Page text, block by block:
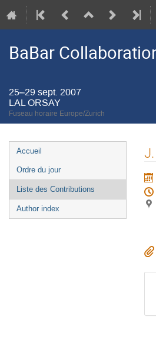
BaBar
25–29 sept. 2007
LAL ORSAY
Fuseau horaire Europe/Zurich
Menu
de
l'événement
Accueil
Ordre du jour
Liste des Contributions
Author index